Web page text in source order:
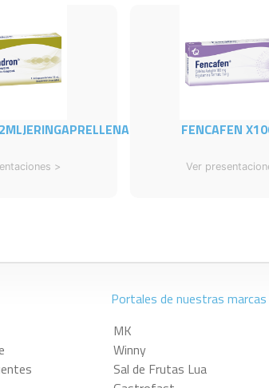
>
FENCAFEN
Ver
Portales de nuestras marcas
MK
Winny
Sal de Frutas Lua